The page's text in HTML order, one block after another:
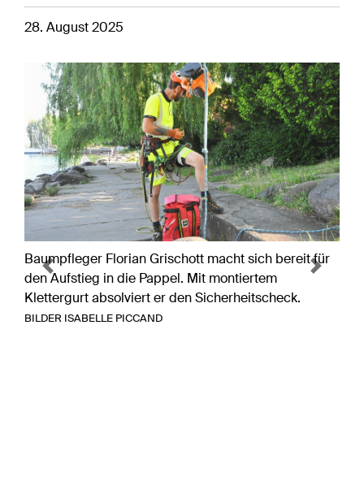
28. August 2025
Baumpfleger Florian Grischott macht sich bereit für
den Aufstieg in die Pappel. Mit montiertem
Klettergurt absolviert er den Sicherheitscheck.
BILDER ISABELLE PICCAND
Previous Next